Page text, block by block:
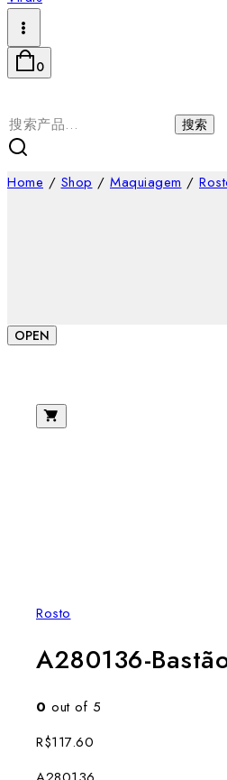
0
搜
索：
搜索
Home / Shop / Maquiagem /
OPEN
Rosto
A280136-
0 out of 5
R$117.60